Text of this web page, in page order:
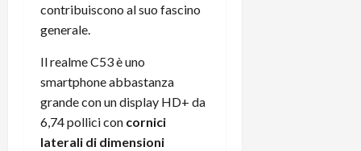
contribuiscono al suo fascino
generale.
Il realme C53 è uno
smartphone abbastanza
grande con un display HD+ da
6,74 pollici con cornici
laterali di dimensioni